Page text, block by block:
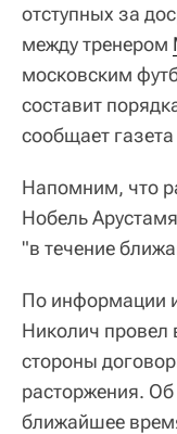
отступных за
между тренером
московским
составит
сообщает газета
Напомним, что
Нобель
"в течение
По информации
Николич провел
стороны
расторжения. Об
ближайшее